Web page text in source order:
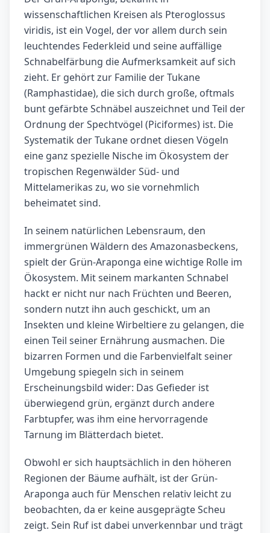
wissenschaftlichen Kreisen als Pteroglossus
viridis, ist ein Vogel, der vor allem durch sein
leuchtendes Federkleid und seine auffällige
Schnabelfärbung die Aufmerksamkeit auf sich
zieht. Er gehört zur Familie der Tukane
(Ramphastidae), die sich durch große, oftmals
bunt gefärbte Schnäbel auszeichnet und Teil der
Ordnung der Spechtvögel (Piciformes) ist. Die
Systematik der Tukane ordnet diesen Vögeln
eine ganz spezielle Nische im Ökosystem der
tropischen Regenwälder Süd- und
Mittelamerikas zu, wo sie vornehmlich
beheimatet sind.
In seinem natürlichen Lebensraum, den
immergrünen Wäldern des Amazonasbeckens,
spielt der Grün-Araponga eine wichtige Rolle im
Ökosystem. Mit seinem markanten Schnabel
hackt er nicht nur nach Früchten und Beeren,
sondern nutzt ihn auch geschickt, um an
Insekten und kleine Wirbeltiere zu gelangen, die
einen Teil seiner Ernährung ausmachen. Die
bizarren Formen und die Farbenvielfalt seiner
Umgebung spiegeln sich in seinem
Erscheinungsbild wider: Das Gefieder ist
überwiegend grün, ergänzt durch andere
Farbtupfer, was ihm eine hervorragende
Tarnung im Blätterdach bietet.
Obwohl er sich hauptsächlich in den höheren
Regionen der Bäume aufhält, ist der Grün-
Araponga auch für Menschen relativ leicht zu
beobachten, da er keine ausgeprägte Scheu
zeigt. Sein Ruf ist dabei unverkennbar und trägt